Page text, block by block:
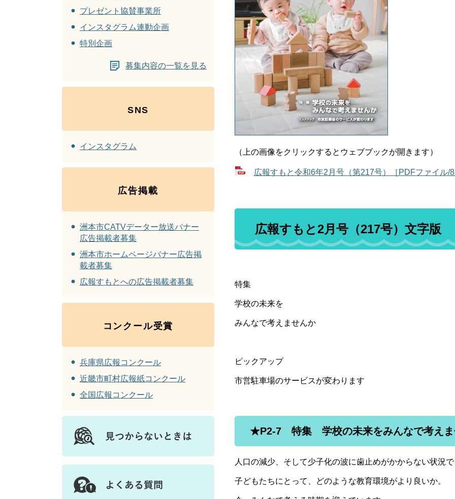
（上の画像をクリックするとウェブブックが開きます）
広報すもと令和6年2月号（第217号）［PDFファイル/
広報すもと2月号（217号）文字版
特集
学校の未来を
みんなで考えませんか
ピックアップ
市営駐車場のサービスが変わります
★P2-7 特集 学校の未来をみんなで考えま
人口の減少、そして少子化の波に歯止めがかからない状況で
子どもたちにとって、どのような教育環境がより良いか。
プレゼント協賛事業所
インスタグラム連動企画
特別企画
募集内容の一覧を見る
SNS
インスタグラム
広告掲載
洲本市CATVデーター放送バナー
広告掲載者募集
洲本市ホームページバナー広告掲
載者募集
広報すもとへの広告掲載者募集
コンクール受賞
兵庫県広報コンクール
近畿市町村広報紙コンクール
全国広報コンクール